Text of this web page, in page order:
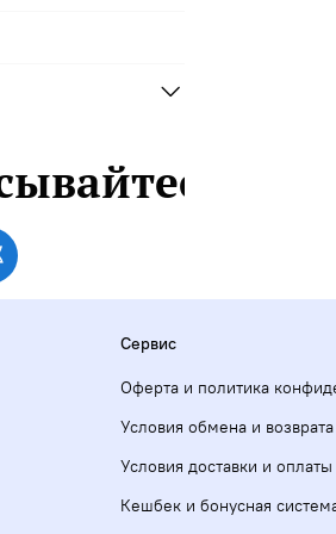
Сервис
Оферта и политика
Условия обмена и возврата
Условия доставки и оплаты
Кешбек и бонусная